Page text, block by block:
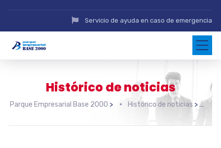
Servicio de ayuda en caso de emergencia
Histórico de noticias
Parque Empresarial Base 2000 > Histórico de noticias >